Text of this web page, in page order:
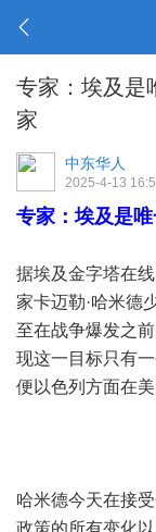
专家：埃及是
家
中东华人
2025-4-13
专家：埃及是
据埃及金字塔在
家卡迈勒·哈米德
至在战争爆发之
现这一目标只有
便以色列方面在
哈米德今天在接
政策的所有变化